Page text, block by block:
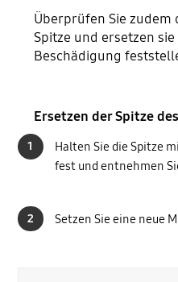
Überprüfen Sie zudem
Spitze und ersetzen
Beschädigung
Ersetzen der Spitze
1
Halten Sie die Spitze
fest und entnehmen
2 Setzen Sie eine neue